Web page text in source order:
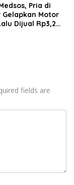
Pria di
Gelapkan Motor
Dijual Rp3,2
fields are